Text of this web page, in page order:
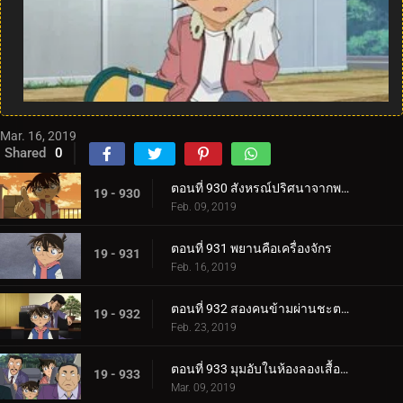
Mar. 16, 2019
Shared 0
19 - 930 ตอนที่ 930 สังหรณ์ปริศนาจากพระพุทธรูป
Feb. 09, 2019
19 - 931 ตอนที่ 931 พยานคือเครื่องจักร
Feb. 16, 2019
19 - 932 ตอนที่ 932 สองคนข้ามผ่านชะตากรรม
Feb. 23, 2019
19 - 933 ตอนที่ 933 มุมอับในห้องลองเสื้อ (ตอนแรก)
Mar. 09, 2019